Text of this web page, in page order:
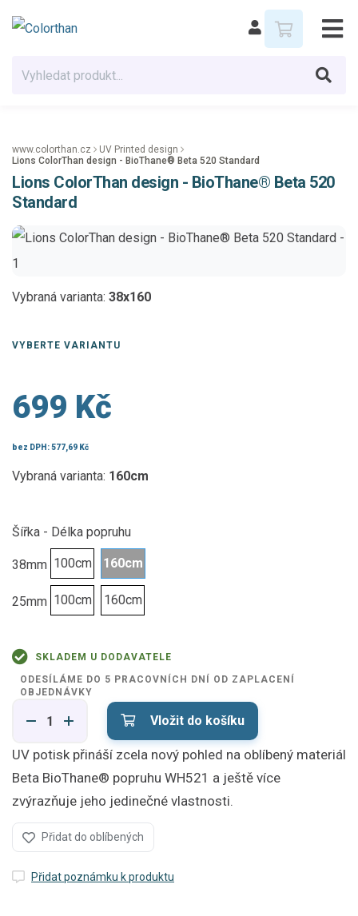
www.colorthan.cz
UV Printed design
Lions ColorThan design - BioThane® Beta 520 Standard
Lions ColorThan design - BioThane® Beta 520
Standard
Vybraná varianta: 38x160
VYBERTE VARIANTU
UV potisk přináší zcela nový pohled na oblíbený materiál
Beta BioThane® popruhu WH521 a ještě více
zvýrazňuje jeho jedinečné vlastnosti.
699 Kč
bez DPH:577,69 Kč
Vybraná varianta: 160cm
Šířka - Délka popruhu
38mm 100cm 160cm
25mm 100cm 160cm
Vložit do košíku
Přidat do oblíbených
Přidat poznámku k produktu
SKLADEM U DODAVATELE
ODESÍLÁME DO 5 PRACOVNÍCH DNÍ OD ZAPLACENÍ
OBJEDNÁVKY